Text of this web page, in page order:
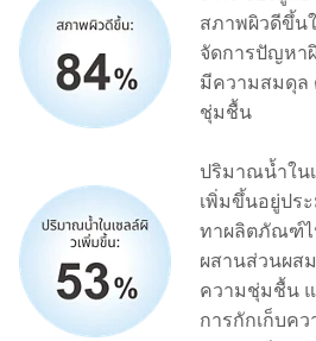
สภาพผิวดีขึ้น
จัดการปัญหา
มีความสมดุล
ชุ่มชื้น
ปริมาณน้ำใน
เพิ่มขึ้นอยู่ปร
ทาผลิตภัณฑ์ไ
ผสานส่วนผส
ความชุ่มชื้น
การกักเก็บค